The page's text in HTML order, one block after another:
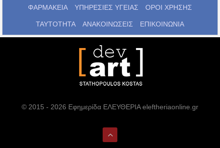
ΦΑΡΜΑΚΕΙΑ ΥΠΗΡΕΣΙΕΣ ΥΓΕΙΑΣ ΟΡΟΙ ΧΡΗΣΗΣ
ΤΑΥΤΟΤΗΤΑ ΑΝΑΚΟΙΝΩΣΕΙΣ ΕΠΙΚΟΙΝΩΝΙΑ
© 2015 - 2026 Εφημερίδα ΕΛΕΥΘΕΡΙΑ eleftheriaonline.gr